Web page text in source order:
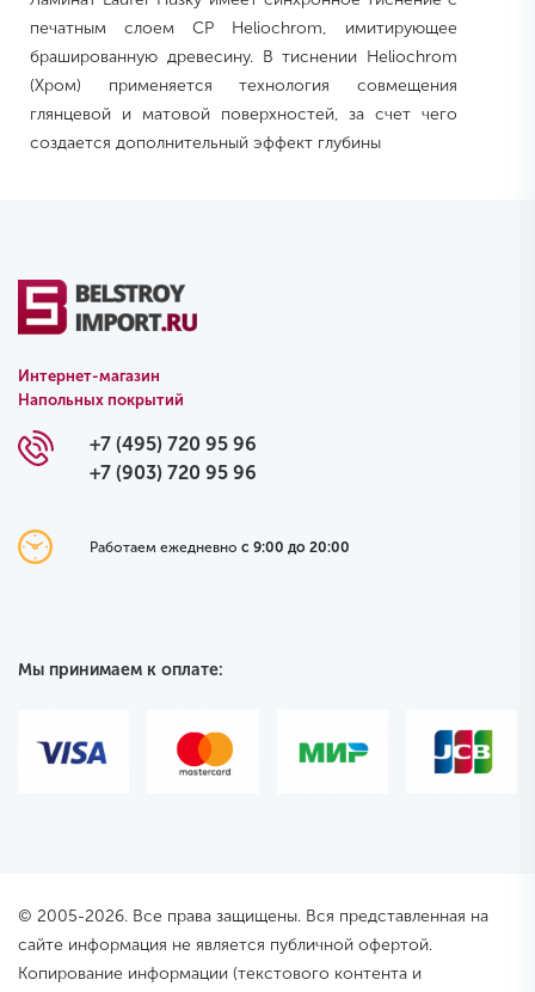
печатным слоем CP Heliochrom, имитирующее
брашированную древесину. В тиснении Heliochrom
(Хром) применяется технология совмещения
глянцевой и матовой поверхностей, за счет чего
создается дополнительный эффект глубины
Интернет-магазин
Напольных покрытий
+7 (495) 720 95 96
+7 (903) 720 95 96
Работаем ежедневно с 9:00 до 20:00
Мы принимаем к оплате:
© 2005-2026. Все права защищены. Вся представленная на
сайте информация не является публичной офертой.
Копирование информации (текстового контента и